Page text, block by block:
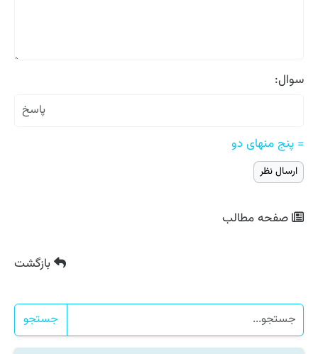
سوال:
= پنج منهای دو
صفحه مطالب
بازگشت
جستجو